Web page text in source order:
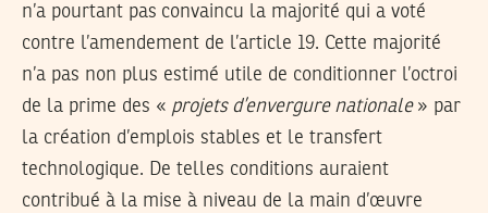
n’a pourtant pas convaincu la majorité qui a voté
contre l’amendement de l’article 19. Cette majorité
n’a pas non plus estimé utile de conditionner l’octroi
de la prime des « projets d’envergure nationale » par
la création d’emplois stables et le transfert
technologique. De telles conditions auraient
contribué à la mise à niveau de la main d’œuvre